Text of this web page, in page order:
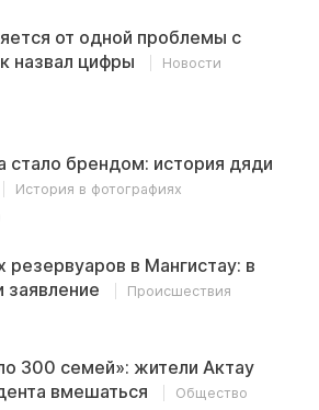
от одной проблемы с
назвал цифры
Новости
стало брендом: история дяди
История в фотографиях
в Мангистау: в
заявление
Происшествия
300 семей»: жители Актау
вмешаться
Общество